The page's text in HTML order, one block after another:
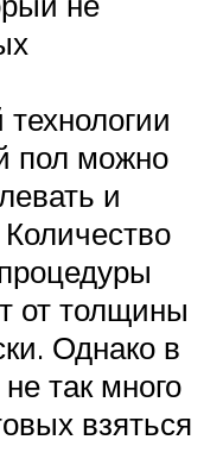
пол можно
и
от толщины
Однако в
так много
взяться